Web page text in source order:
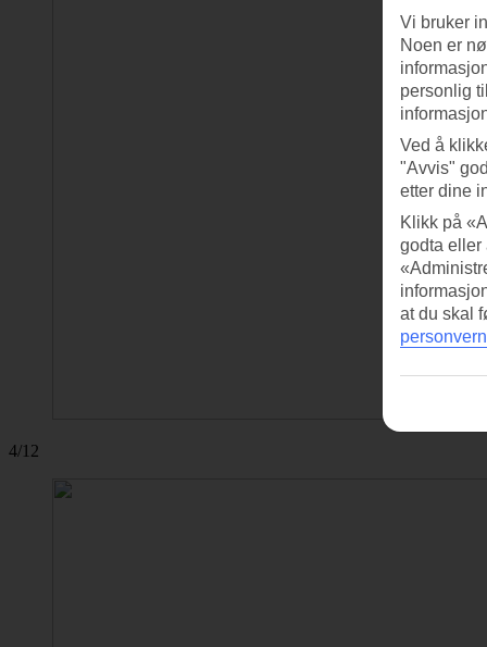
4/12
Vi bruker
Noen er
personlig
Ved å
"Avvis"
etter dine
Klikk på
godta eller
at du skal